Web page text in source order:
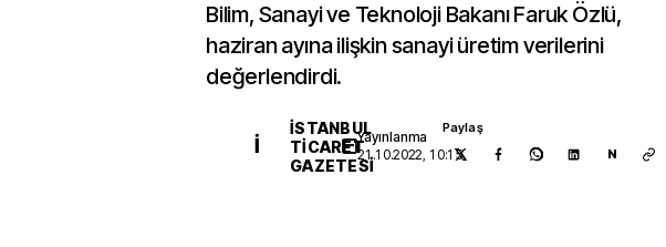
Bilim, Sanayi ve Teknoloji Bakanı Faruk Özlü,
haziran ayına ilişkin sanayi üretim verilerini
değerlendirdi.
İ
İSTANBUL
TICARET
GAZETESI
Yayınlanma
21.10.2022, 10:15
Paylaş
N